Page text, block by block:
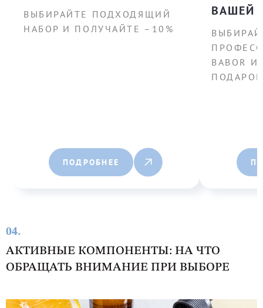
ВЫБИРАЙТЕ ПОДХОДЯЩИЙ
НАБОР И ПОЛУЧАЙТЕ –10%
ПОДРОБНЕЕ
ВАШЕЙ
BABOR
04.
АКТИВНЫЕ КОМПОНЕНТЫ: НА ЧТО
ОБРАЩАТЬ ВНИМАНИЕ ПРИ ВЫБОРЕ